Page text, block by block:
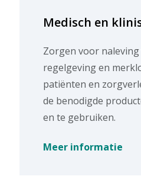
Medisch en
Zorgen voor naleving
regelgeving en
patiënten en
de benodigde
en te gebruiken.
Meer informatie